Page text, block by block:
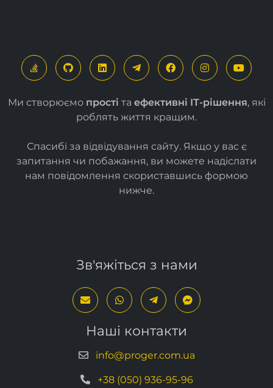
Ми створюємо прості та ефективні ІТ-рішення, які
роблять життя кращим.
Спасибі за відвідування сайту. Якщо у вас є
запитання чи побажання, ви можете надіслати
нам повідомлення скориставшись формою
нижче.
Зв'яжіться з нами
Наші контакти
info@proger.com.ua
+38 (050) 936-95-96